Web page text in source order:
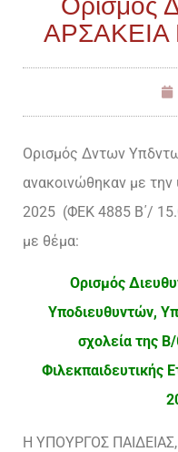
ΑΡΣΑΚΕΙΑ
Ορισμός Δντων
ανακοινώθηκαν με
2025 (ΦΕΚ 4885 Β΄/
με θέμα:
Ορισμός
Υποδιευθυντών,
σχολεία της
Φιλεκπαιδευτικής
Η ΥΠΟΥΡΓΟΣ